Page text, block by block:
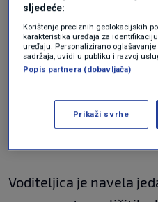
testiraju svi, ljudi se
liječnicima opće
testira, samo je dio
bolnicama, koji je
Voditeljica je navela
sljedeće:
Korištenje preciznih geolokacijskih
karakteristika uređaja za
uređaju. Personalizirano
sadržaja, uvidi u publiku i razvoj
Popis partnera (dobavljača)
Prikaži svrhe